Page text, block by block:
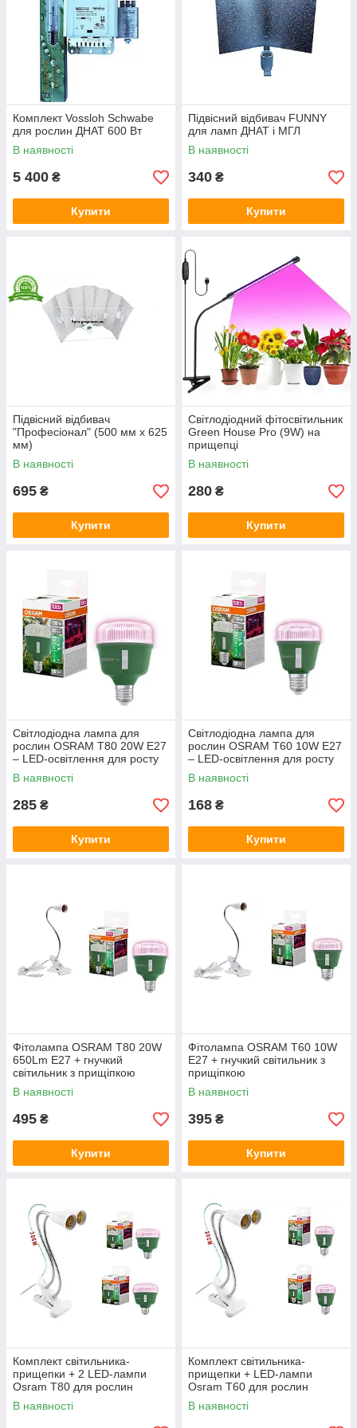
Комплект Vossloh Schwabe
для рослин ДНАТ 600 Вт
В наявності
5 400 ₴
Купити
Підвісний відбивач FUNNY
для ламп ДНАТ і МГЛ
В наявності
340 ₴
Купити
Підвісний відбивач
"Професіонал" (500 мм х 625
мм)
В наявності
695 ₴
Купити
Світлодіодний фітосвітильник
Green House Pro (9W) на
прищепці
В наявності
280 ₴
Купити
Світлодіодна лампа для
рослин OSRAM T80 20W E27
– LED-освітлення для росту
та цвітіння
В наявності
285 ₴
Купити
Світлодіодна лампа для
рослин OSRAM T60 10W E27
– LED-освітлення для росту
та цвітіння
В наявності
168 ₴
Купити
Фітолампа OSRAM T80 20W
650Lm E27 + гнучкий
світильник з прищіпкою
В наявності
495 ₴
Купити
Фітолампа OSRAM T60 10W
E27 + гнучкий світильник з
прищіпкою
В наявності
395 ₴
Купити
Комплект світильника-
прищепки + 2 LED-лампи
Osram T80 для рослин
В наявності
Комплект світильника-
прищепки + LED-лампи
Osram T60 для рослин
В наявності